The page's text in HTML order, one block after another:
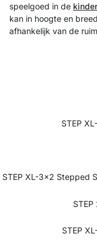
speelgoed in de
kan in hoogte en
afhankelijk van de
STEP
STEP XL-3x2 Stepped
STEP